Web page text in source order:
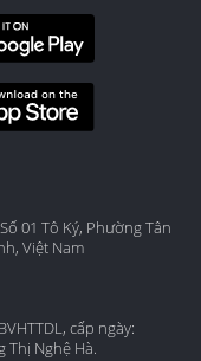
01 Tô Ký, Phường Tân
Việt Nam
cấp ngày:
Thị Nghệ Hà.